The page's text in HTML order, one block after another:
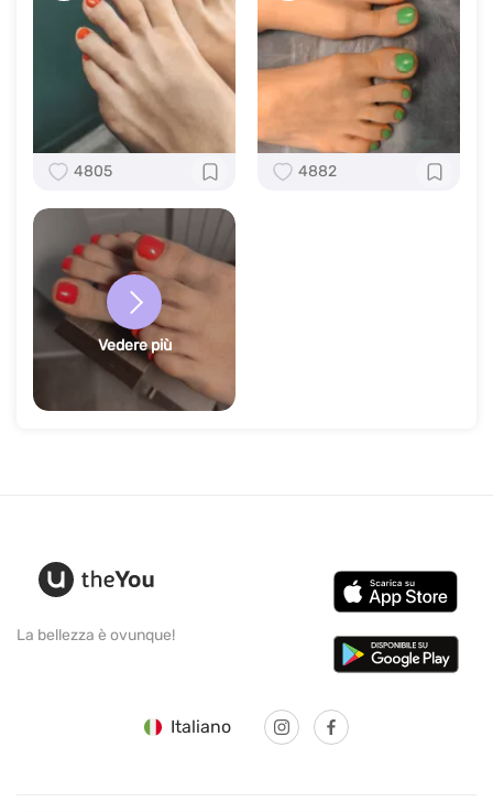
4805 4882
Vedere più
La bellezza è ovunque!
Italiano